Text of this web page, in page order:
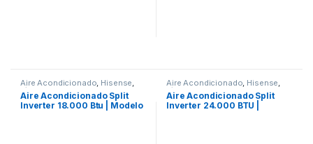
Aire Acondicionado, Hisense,
Línea blanca
Aire Acondicionado Split
Inverter 18.000 Btu | Modelo
Aire Acondicionado, Hisense,
Línea blanca
Aire Acondicionado Split
Inverter 24.000 BTU |